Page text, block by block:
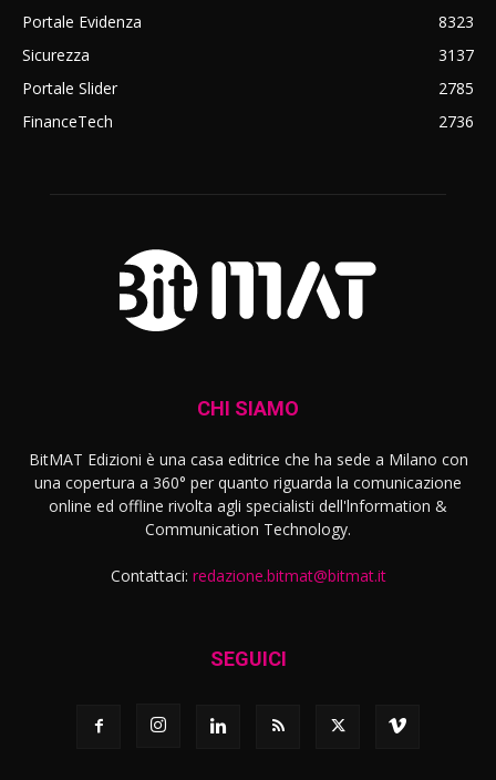
Portale Evidenza
8323
Sicurezza
3137
Portale Slider
2785
FinanceTech
2736
CHI SIAMO
BitMAT Edizioni è una casa editrice che ha sede a Milano con
una copertura a 360° per quanto riguarda la comunicazione
online ed offline rivolta agli specialisti dell'lnformation &
Communication Technology.
Contattaci: redazione.bitmat@bitmat.it
SEGUICI